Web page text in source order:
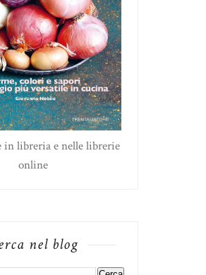
libreria e nelle librerie
online
nel blog